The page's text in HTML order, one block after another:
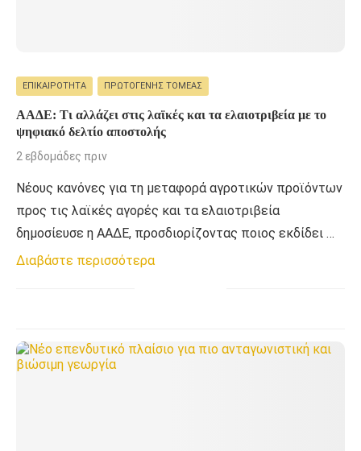
ΕΠΙΚΑΙΡΌΤΗΤΑ ΠΡΩΤΟΓΕΝΉΣ ΤΟΜΈΑΣ
ΑΑΔΕ: Τι αλλάζει στις λαϊκές και τα ελαιοτριβεία με το
ψηφιακό δελτίο αποστολής
2 εβδομάδες πριν
Νέους κανόνες για τη μεταφορά αγροτικών προϊόντων
προς τις λαϊκές αγορές και τα ελαιοτριβεία
δημοσίευσε η ΑΑΔΕ, προσδιορίζοντας ποιος εκδίδει …
Διαβάστε περισσότερα